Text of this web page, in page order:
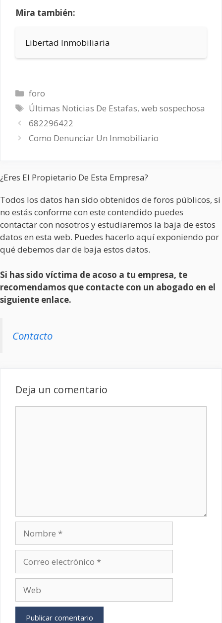
Mira también:
Libertad Inmobiliaria
Categorías
foro
Etiquetas
Últimas Noticias De Estafas,web sospechosa
682296422
Como Denunciar Un Inmobiliario
¿Eres El Propietario De Esta Empresa?
Todos los datos han sido obtenidos de foros públicos, si
no estás conforme con este contendido puedes
contactar con nosotros y estudiaremos la baja de estos
datos en esta web. Puedes hacerlo aquí exponiendo por
qué debemos dar de baja estos datos.
Si has sido víctima de acoso a tu empresa, te
recomendamos que contacte con un abogado en el
siguiente enlace.
Contacto
Deja un comentario
electrónico